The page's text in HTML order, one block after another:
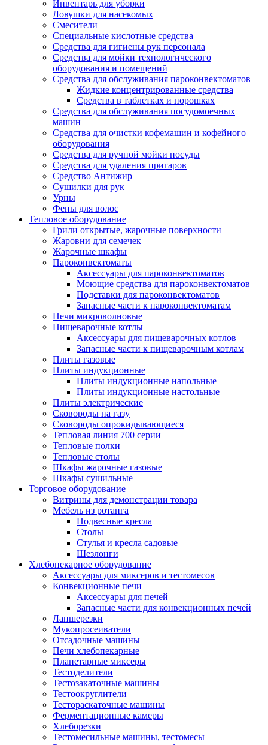
Инвентарь для уборки
Ловушки для насекомых
Смесители
Специальные кислотные средства
Средства для гигиены рук персонала
Средства для мойки технологического
оборудования и помещений
Средства для обслуживания пароконвектоматов
Жидкие концентрированные средства
Средства в таблетках и порошках
Средства для обслуживания посудомоечных
машин
Средства для очистки кофемашин и кофейного
оборудования
Средства для ручной мойки посуды
Средства для удаления пригаров
Средство Антижир
Сушилки для рук
Урны
Фены для волос
Тепловое оборудование
Грили открытые, жарочные поверхности
Жаровни для семечек
Жарочные шкафы
Пароконвектоматы
Аксессуары для пароконвектоматов
Моющие средства для пароконвектоматов
Подставки для пароконвектоматов
Запасные части к пароконвектоматам
Печи микроволновые
Пищеварочные котлы
Аксессуары для пищеварочных котлов
Запасные части к пищеварочным котлам
Плиты газовые
Плиты индукционные
Плиты индукционные напольные
Плиты индукционные настольные
Плиты электрические
Сковороды на газу
Сковороды опрокидывающиеся
Тепловая линия 700 серии
Тепловые полки
Тепловые столы
Шкафы жарочные газовые
Шкафы сушильные
Торговое оборудование
Витрины для демонстрации товара
Мебель из ротанга
Подвесные кресла
Столы
Стулья и кресла садовые
Шезлонги
Хлебопекарное оборудование
Аксессуары для миксеров и тестомесов
Конвекционные печи
Аксессуары для печей
Запасные части для конвекционных печей
Лапшерезки
Мукопросеиватели
Отсадочные машины
Печи хлебопекарные
Планетарные миксеры
Тестоделители
Тестозакаточные машины
Тестоокруглители
Тестораскаточные машины
Ферментационные камеры
Хлеборезки
Тестомесильные машины, тестомесы